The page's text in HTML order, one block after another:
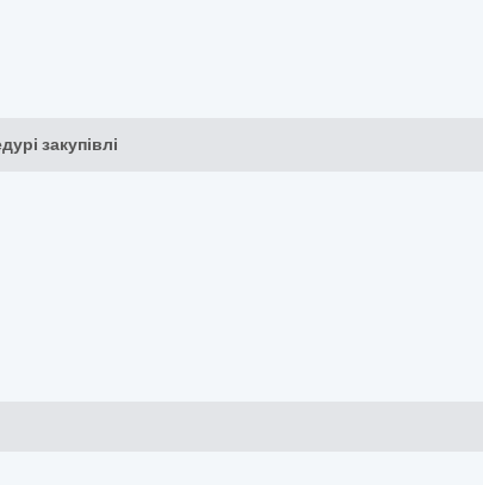
закупівлі